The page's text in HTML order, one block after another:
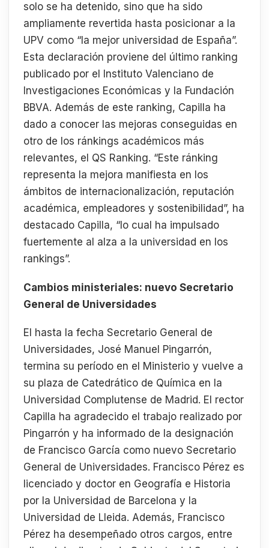
solo se ha detenido, sino que ha sido
ampliamente revertida hasta posicionar a la
UPV como “la mejor universidad de España”.
Esta declaración proviene del último ranking
publicado por el Instituto Valenciano de
Investigaciones Económicas y la Fundación
BBVA. Además de este ranking, Capilla ha
dado a conocer las mejoras conseguidas en
otro de los ránkings académicos más
relevantes, el QS Ranking. “Este ránking
representa la mejora manifiesta en los
ámbitos de internacionalización, reputación
académica, empleadores y sostenibilidad”, ha
destacado Capilla, “lo cual ha impulsado
fuertemente al alza a la universidad en los
rankings”.
Cambios ministeriales: nuevo Secretario
General de Universidades
El hasta la fecha Secretario General de
Universidades, José Manuel Pingarrón,
termina su período en el Ministerio y vuelve a
su plaza de Catedrático de Química en la
Universidad Complutense de Madrid. El rector
Capilla ha agradecido el trabajo realizado por
Pingarrón y ha informado de la designación
de Francisco García como nuevo Secretario
General de Universidades. Francisco Pérez es
licenciado y doctor en Geografía e Historia
por la Universidad de Barcelona y la
Universidad de Lleida. Además, Francisco
Pérez ha desempeñado otros cargos, entre